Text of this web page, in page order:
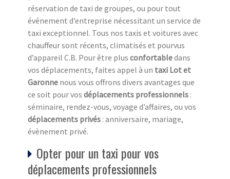
réservation de taxi de groupes, ou pour tout
événement d’entreprise nécessitant un service de
taxi exceptionnel. Tous nos taxis et voitures avec
chauffeur sont récents, climatisés et pourvus
d’appareil C.B. Pour être plus confortabledans
vos déplacements, faites appel à un taxi Lot et
Garonne nous vous offrons divers avantages que
ce soit pour vos déplacements professionnels :
séminaire, rendez-vous, voyage d’affaires, ou vos
déplacements privés : anniversaire, mariage,
évènement privé.
Opter pour un taxi pour vos
déplacements professionnels